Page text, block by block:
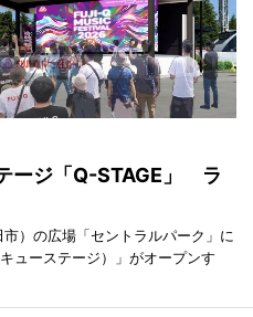
ージ「Q-STAGE」 ラ
）の広場「セントラルパーク」に
ューステージ）」がオープンす